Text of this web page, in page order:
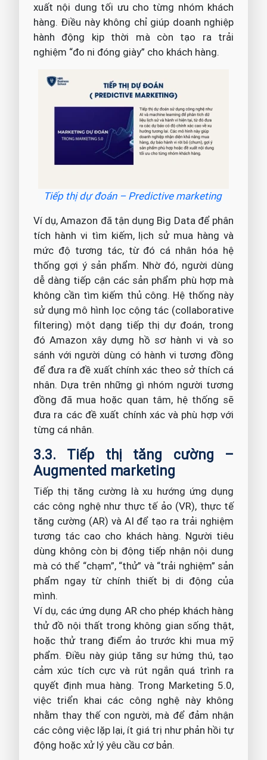
xuất nội dung tối ưu cho từng nhóm khách
hàng. Điều này không chỉ giúp doanh nghiệp
hành động kịp thời mà còn tạo ra trải
nghiệm “đo ni đóng giày” cho khách hàng.
Tiếp thị dự đoán – Predictive marketing
Ví dụ, Amazon đã tận dụng Big Data để phân
tích hành vi tìm kiếm, lịch sử mua hàng và
mức độ tương tác, từ đó cá nhân hóa hệ
thống gợi ý sản phẩm. Nhờ đó, người dùng
dễ dàng tiếp cận các sản phẩm phù hợp mà
không cần tìm kiếm thủ công. Hệ thống này
sử dụng mô hình lọc cộng tác (collaborative
filtering) một dạng tiếp thị dự đoán, trong
đó Amazon xây dựng hồ sơ hành vi và so
sánh với người dùng có hành vi tương đồng
để đưa ra đề xuất chính xác theo sở thích cá
nhân. Dựa trên những gì nhóm người tương
đồng đã mua hoặc quan tâm, hệ thống sẽ
đưa ra các đề xuất chính xác và phù hợp với
từng cá nhân.
3.3. Tiếp thị tăng cường –
Augmented marketing
Tiếp thị tăng cường là xu hướng ứng dụng
các công nghệ như thực tế ảo (VR), thực tế
tăng cường (AR) và AI để tạo ra trải nghiệm
tương tác cao cho khách hàng. Người tiêu
dùng không còn bị động tiếp nhận nội dung
mà có thể “chạm”, “thử” và “trải nghiệm” sản
phẩm ngay từ chính thiết bị di động của
mình.
Ví dụ, các ứng dụng AR cho phép khách hàng
thử đồ nội thất trong không gian sống thật,
hoặc thử trang điểm ảo trước khi mua mỹ
phẩm. Điều này giúp tăng sự hứng thú, tạo
cảm xúc tích cực và rút ngắn quá trình ra
quyết định mua hàng. Trong Marketing 5.0,
việc triển khai các công nghệ này không
nhằm thay thế con người, mà để đảm nhận
các công việc lặp lại, ít giá trị như phản hồi tự
động hoặc xử lý yêu cầu cơ bản.